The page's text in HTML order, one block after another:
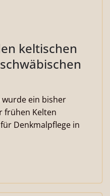
keltischen
wurde ein bisher
frühen Kelten
Denkmalpflege in